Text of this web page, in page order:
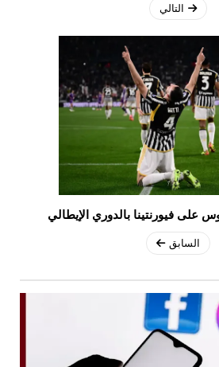
التالي
على فيورنتينا بالدوري الإيطالي
السابق